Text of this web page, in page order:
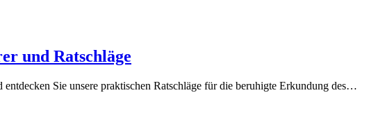
und Ratschläge
Sie unsere praktischen Ratschläge für die beruhigte Erkundung des…